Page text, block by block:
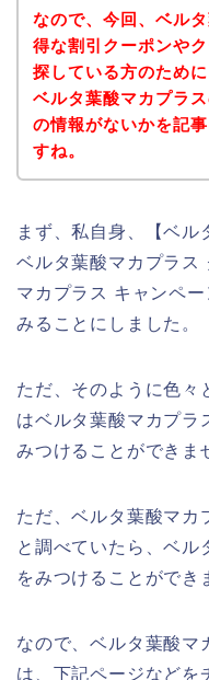
なので、今回、ベル
得な割引クーポンや
探している方のため
ベルタ葉酸マカプラ
の情報がないかを記
すね。
まず、私自身、【ベル
ベルタ葉酸マカプラス
マカプラス キャンペ
みることにしました。
ただ、そのように色々
はベルタ葉酸マカプラ
みつけることができま
ただ、ベルタ葉酸マカ
と調べていたら、ベル
をみつけることができ
なので、ベルタ葉酸マ
は、下記ページなどを